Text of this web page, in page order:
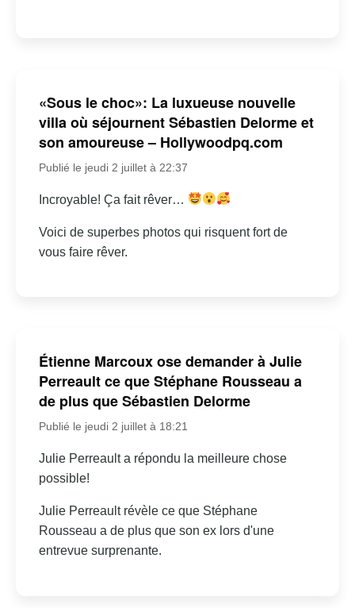
«Sous le choc»: La luxueuse nouvelle
villa où séjournent Sébastien Delorme et
son amoureuse – Hollywoodpq.com
Publié le jeudi 2 juillet à 22:37
Incroyable! Ça fait rêver…
Voici de superbes photos qui risquent fort de
vous faire rêver.
Étienne Marcoux ose demander à Julie
Perreault ce que Stéphane Rousseau a
de plus que Sébastien Delorme
Publié le jeudi 2 juillet à 18:21
Julie Perreault a répondu la meilleure chose
possible!
Julie Perreault révèle ce que Stéphane
Rousseau a de plus que son ex lors d'une
entrevue surprenante.